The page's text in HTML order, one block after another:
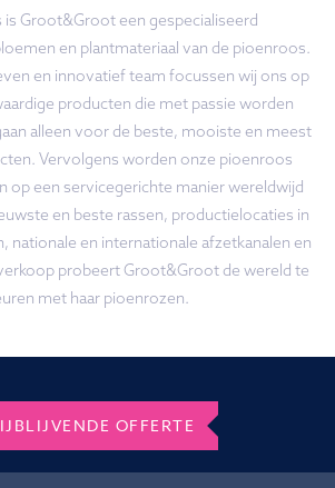
is Groot&Groot een gespecialiseerd
en plantmateriaal van de pioenroos.
en innovatief team focussen wij ons op
producten die met passie worden
alleen voor de beste, mooiste en meest
Vervolgens worden onze pioenroos
op een servicegerichte manier wereldwijd
en beste rassen, productielocaties in
nationale en internationale afzetkanalen en
probeert Groot&Groot de wereld te
met haar pioenrozen.
OFFERTE